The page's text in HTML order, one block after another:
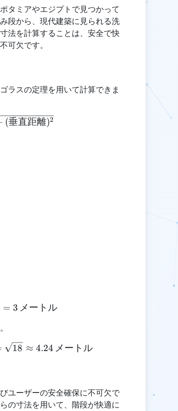
タミアやエジプトで見つかって
段から、現代建築に見られる洗
法を計算することは、安全で快
可欠です。
ラスの定理を用いて計算できま
の長さ} = \sqrt{(\text{水平距離})^2
(垂直距離)2
距離} = 0.25 \, \text{メートル} \times
= 3 メートル
の長さ} = \sqrt{(3)^2 + (3)^2} =
18 ≈ 4.24 メートル
ユーザーの安全確保に不可欠で
の寸法を用いて、階段が快適に